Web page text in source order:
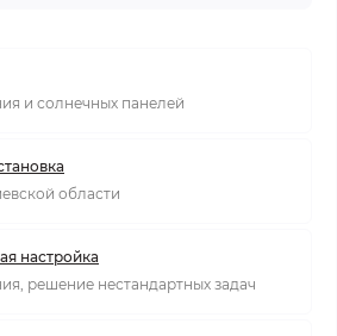
и солнечных панелей
области
настройка
решение нестандартных задач